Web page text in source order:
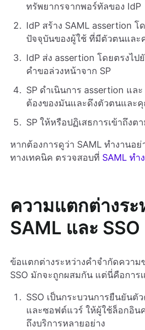
ทรัพยากรจากพอร์ทัลของ IdP
IdP สร้าง SAML assertion โ
ปัจจุบันของผู้ใช้ ที่มีตัวตนแล
IdP ส่ง assertion โดยตรงไป
คำขอล่วงหน้าจาก SP
SP ดำเนินการ assertion แล
ต้องของมันและดึงตัวตนและ
SP ให้หรือปฏิเสธการเข้าถึงต
หากต้องการดูว่า SAML ทำงานอย่
ทางเทคนิค ตรวจสอบที่ SAML ทำ
ความแตกต่างระ
SAML และ SSO
ข้อแตกต่างระหว่างคำจำกัดความ
SSO มักจะถูกผสมกัน แต่นี่คือการ
SSO เป็นกระบวนการยืนยันตั
และซอฟต์แวร์ ให้ผู้ใช้ล็อกอินค
ถึงบริการหลายอย่าง